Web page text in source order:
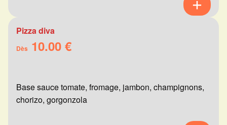
Pizza diva
Dès 10.00 €
Base sauce tomate, fromage, jambon, champignons,
chorizo, gorgonzola